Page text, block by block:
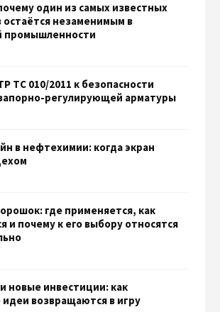
один из самых известных
остаётся незаменимым в
промышленности
ТС 010/2011 к безопасности
регулирующей арматуры
в нефтехимии: когда экран
где применяется, как
и почему к его выбору относятся
новые инвестиции: как
возвращаются в игру